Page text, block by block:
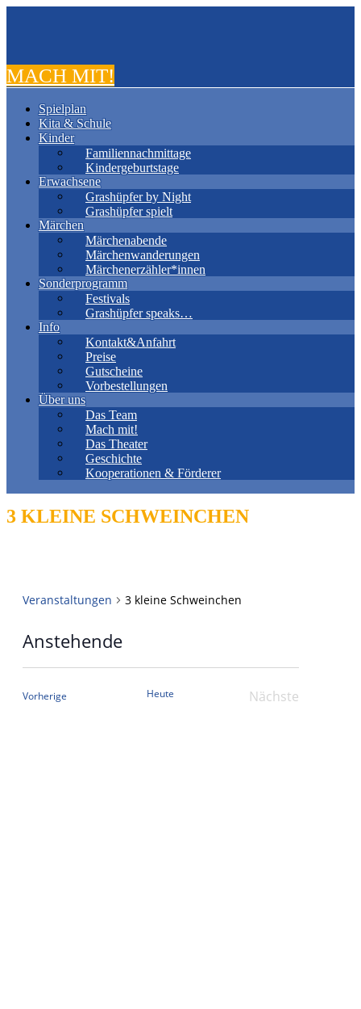
MACH MIT!
Spielplan
Kita & Schule
Kinder
Familiennachmittage
Kindergeburtstage
Erwachsene
Grashüpfer by Night
Grashüpfer spielt
Märchen
Märchenabende
Märchenwanderungen
Märchenerzähler*innen
Sonderprogramm
Festivals
Grashüpfer speaks…
Info
Kontakt&Anfahrt
Preise
Gutscheine
Vorbestellungen
Über uns
Das Team
Mach mit!
Das Theater
Geschichte
Kooperationen & Förderer
3 KLEINE SCHWEINCHEN
Veranstaltungen 3 kleine Schweinchen
Anstehende
VorherigeVeranstaltungen Heute
Nächste